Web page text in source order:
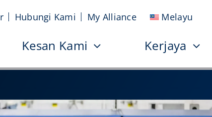
Hubungi Kami My Alliance Melayu
Kesan Kami Kerjaya